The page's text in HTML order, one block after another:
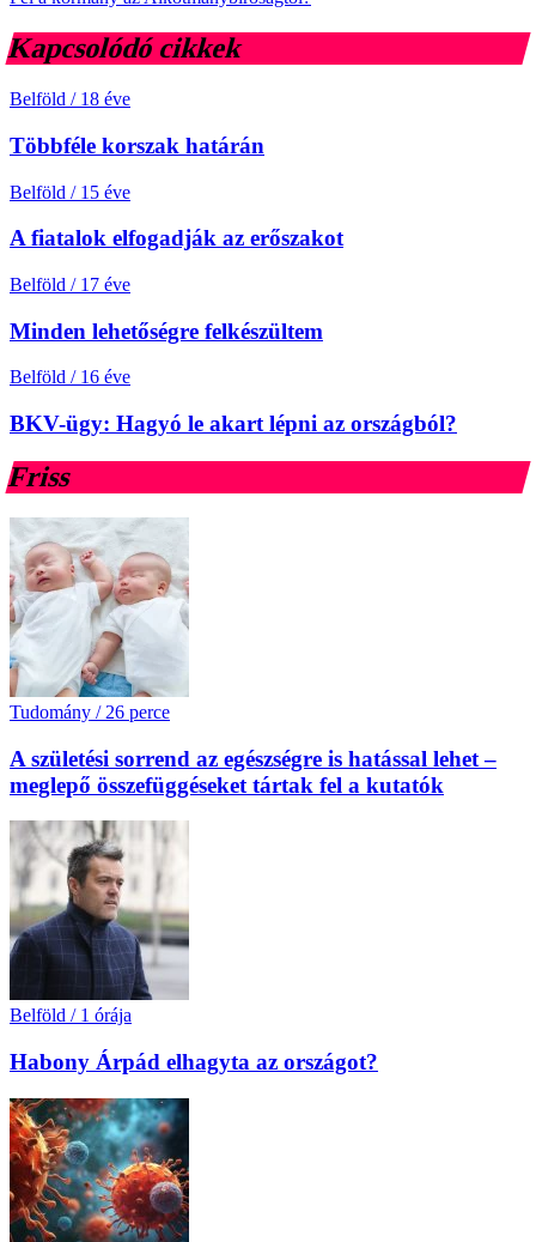
Kapcsolódó cikkek
Belföld / 18 éve
Többféle korszak határán
Belföld / 15 éve
A fiatalok elfogadják az erőszakot
Belföld / 17 éve
Minden lehetőségre felkészültem
Belföld / 16 éve
BKV-ügy: Hagyó le akart lépni az országból?
Friss
Tudomány / 26 perce
A születési sorrend az egészségre is hatással lehet –
meglepő összefüggéseket tártak fel a kutatók
Belföld / 1 órája
Habony Árpád elhagyta az országot?